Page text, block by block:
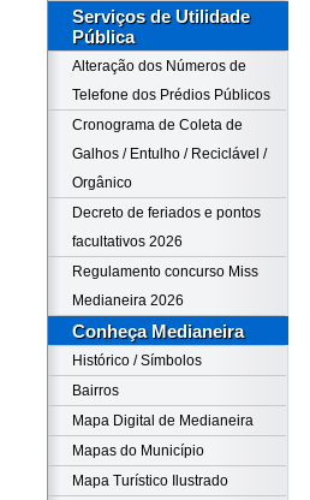
Serviços de Utilidade
Pública
Alteração dos Números de
Telefone dos Prédios Públicos
Cronograma de Coleta de
Galhos / Entulho / Reciclável /
Orgânico
Decreto de feriados e pontos
facultativos 2026
Regulamento concurso Miss
Medianeira 2026
Conheça Medianeira
Histórico / Símbolos
Bairros
Mapa Digital de Medianeira
Mapas do Município
Mapa Turístico Ilustrado